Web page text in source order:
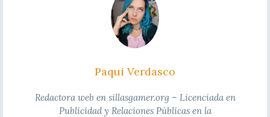
Paqui Verdasco
Redactora web en sillasgamer.org – Licenciada en
Publicidad y Relaciones Públicas en la